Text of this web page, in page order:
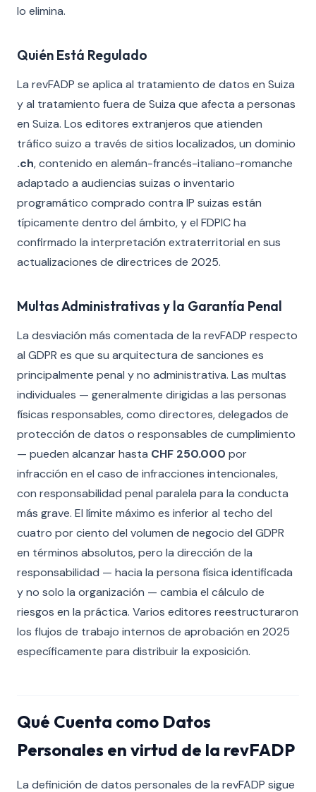
lo elimina.
Quién Está Regulado
La revFADP se aplica al tratamiento de datos en Suiza
y al tratamiento fuera de Suiza que afecta a personas
en Suiza. Los editores extranjeros que atienden
tráfico suizo a través de sitios localizados, un dominio
.ch, contenido en alemán-francés-italiano-romanche
adaptado a audiencias suizas o inventario
programático comprado contra IP suizas están
típicamente dentro del ámbito, y el FDPIC ha
confirmado la interpretación extraterritorial en sus
actualizaciones de directrices de 2025.
Multas Administrativas y la Garantía Penal
La desviación más comentada de la revFADP respecto
al GDPR es que su arquitectura de sanciones es
principalmente penal y no administrativa. Las multas
individuales — generalmente dirigidas a las personas
físicas responsables, como directores, delegados de
protección de datos o responsables de cumplimiento
— pueden alcanzar hasta CHF 250.000 por
infracción en el caso de infracciones intencionales,
con responsabilidad penal paralela para la conducta
más grave. El límite máximo es inferior al techo del
cuatro por ciento del volumen de negocio del GDPR
en términos absolutos, pero la dirección de la
responsabilidad — hacia la persona física identificada
y no solo la organización — cambia el cálculo de
riesgos en la práctica. Varios editores reestructuraron
los flujos de trabajo internos de aprobación en 2025
específicamente para distribuir la exposición.
Qué Cuenta como Datos
Personales en virtud de la revFADP
La definición de datos personales de la revFADP sigue